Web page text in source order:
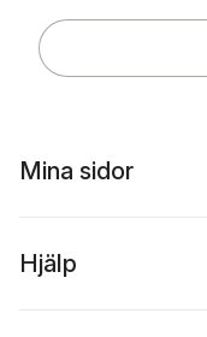
Mina sidor
Hjälp